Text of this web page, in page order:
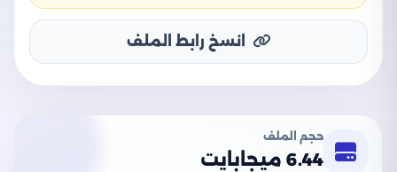
انسخ رابط الملف
حجم الملف
6.44 ميجابايت